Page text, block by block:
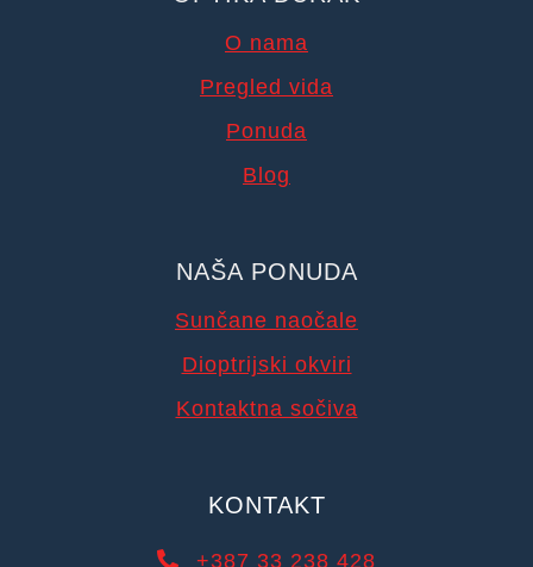
O nama
Pregled vida
Ponuda
Blog
NAŠA PONUDA
Sunčane naočale
Dioptrijski okviri
Kontaktna sočiva
KONTAKT
+387 33 238 428